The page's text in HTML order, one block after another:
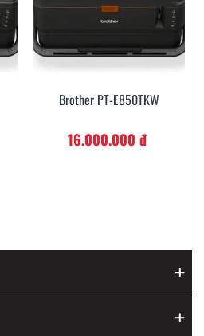
Brother PT-E850TKW
16.000.000 đ